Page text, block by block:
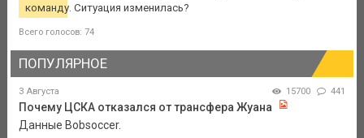
команду. Ситуация изменилась?
Всего голосов: 74
ПОПУЛЯРНОЕ
3 Августа 15700 441
Почему ЦСКА отказался от трансфера Жуана
Данные Bobsoccer.